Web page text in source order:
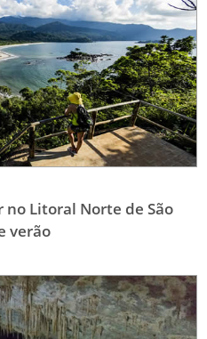
no Litoral Norte de São
verão